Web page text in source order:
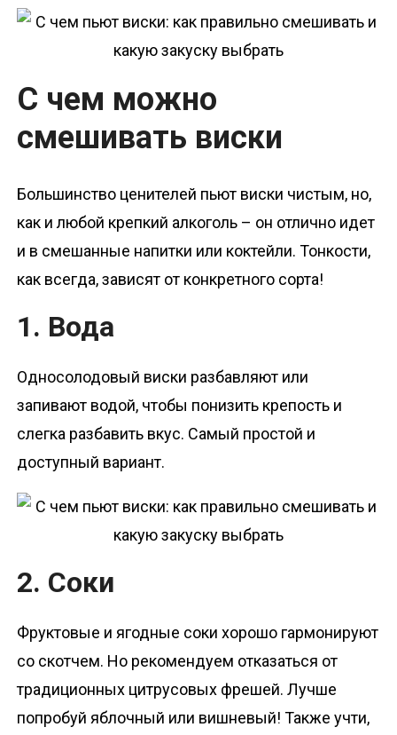
С чем можно
смешивать виски
Большинство ценителей пьют виски чистым, но,
как и любой крепкий алкоголь – он отлично идет
и в смешанные напитки или коктейли. Тонкости,
как всегда, зависят от конкретного сорта!
1. Вода
Односолодовый виски разбавляют или
запивают водой, чтобы понизить крепость и
слегка разбавить вкус. Самый простой и
доступный вариант.
2. Соки
Фруктовые и ягодные соки хорошо гармонируют
со скотчем. Но рекомендуем отказаться от
традиционных цитрусовых фрешей. Лучше
попробуй яблочный или вишневый! Также учти,